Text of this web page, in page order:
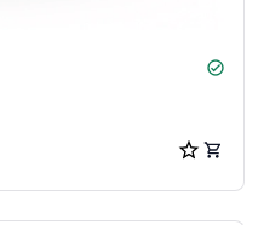
check_circle